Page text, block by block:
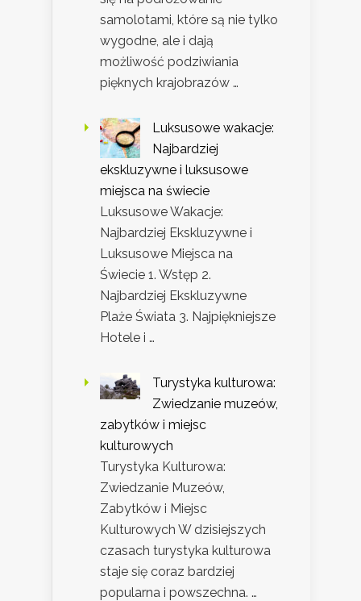
samolotami, które są nie tylko
wygodne, ale i dają
możliwość podziwiania
pięknych krajobrazów …
Luksusowe wakacje:
Najbardziej
ekskluzywne i luksusowe
miejsca na świecie
Luksusowe Wakacje:
Najbardziej Ekskluzywne i
Luksusowe Miejsca na
Świecie 1. Wstęp 2.
Najbardziej Ekskluzywne
Plaże Świata 3. Najpiękniejsze
Hotele i …
Turystyka kulturowa:
Zwiedzanie muzeów,
zabytków i miejsc
kulturowych
Turystyka Kulturowa:
Zwiedzanie Muzeów,
Zabytków i Miejsc
Kulturowych W dzisiejszych
czasach turystyka kulturowa
staje się coraz bardziej
popularna i powszechna. …